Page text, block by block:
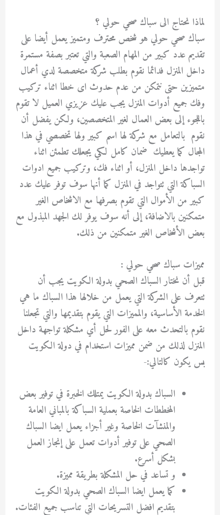
لماذا نحتاج الى سباك صحي حولي ؟
سباك صحي حولي هو شخص محترف ومتميز يعمل أيضا على
تقديم عدد كبير من المهام الصعبة والتي تعتبر بصفة مستمرة
داخل المنزل فدائما نقوم بطلب شركة متخصصة لدي أعمال
متميزين حتى نتمكن من عدم حدوث اى خطا اثناء تركيب
وفك جميع أدوات المنزل يجب عليك عزيزي العميل لا تقوم
باللجوء إلى بعض العمال لغير المتخصصين، ولكن يفضل أن
نقوم بالتعامل مع شركة لها اسم كبير ولها تخصصي في هذا
المجال كما يعطيك ضمان كامل لكي يجعلك تطمئن اثناء
تواجدها داخل المنزل، أو اثناء فك، وتركيب جميع ادوات
السباكة التي تتواجد في المنزل كما أنها سوف توفر عليك عدد
كبير من الأموال التي تقوم بصرفها مع الاشخاص الغير
متمكنين بالاضافة، إلى أنه سوف يوفر لك الجهد المبذول مع
بعض الأشخاص الغير متمكنين من ذلك.
مميزات سباك صحي حولي :
قبل أن نختار السباك الصحي بدولة الكويت يجب أن
تتعرف على الشركة التي يعمل من خلالها هذا السباك ما هي
الخدمة الأساسية، والمميزات التي يقوم بتقديمها والتي تجعلنا
نقوم بالتحدث معه على الفور لحل أي مشكلة تواجهة داخل
المنزل لذلك من ضمن مميزات استخدام في دولة الكويت
بس يكون كالتالي:-
السباك بدولة الكويت يمتلك الخبرة في توفير بعض
المخططات الخاصة بعملية السباكة بالمباني العامة
والمنشآت الخاصة وغير أجزاء يعمل ايضا السباك
الصحي على توفير أدوات تعمل على إنجاز العمل
بشكل أسرع.
و تساعد في حل المشكلة بطريقة مميزة.
كما يعمل ايضا السباك الصحي بدولة الكويت
بتقديم افضل التسريحات التي تناسب جميع الفئات.